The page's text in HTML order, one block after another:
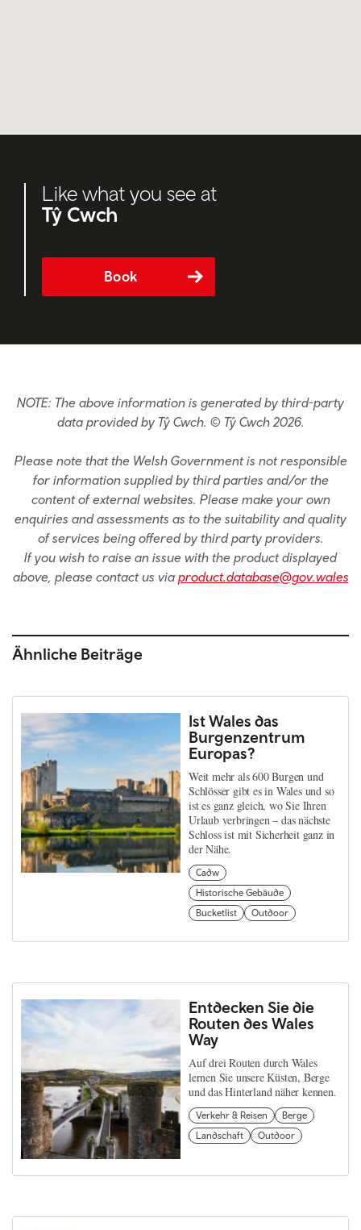
Like what you see at
Tŷ Cwch
Book
NOTE: The above information is generated by third-party
data provided by Tŷ Cwch. © Tŷ Cwch 2026.
Please note that the Welsh Government is not responsible
for information supplied by third parties and/or the
content of external websites. Please make your own
enquiries and assessments as to the suitability and quality
of services being offered by third party providers.
If you wish to raise an issue with the product displayed
above, please contact us via product.database@gov.wales
Ähnliche Beiträge
Ist Wales das
Burgenzentrum
Europas?
Weit mehr als 600 Burgen und
Schlösser gibt es in Wales und so
ist es ganz gleich, wo Sie Ihren
Urlaub verbringen – das nächste
Schloss ist mit Sicherheit ganz in
der Nähe.
Cadw
Historische Gebäude
Bucketlist
Outdoor
Entdecken Sie die
Routen des Wales
Way
Auf drei Routen durch Wales
lernen Sie unsere Küsten, Berge
und das Hinterland näher kennen.
Verkehr & Reisen
Berge
Landschaft
Outdoor